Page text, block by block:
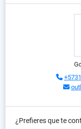
¿Prefieres que te